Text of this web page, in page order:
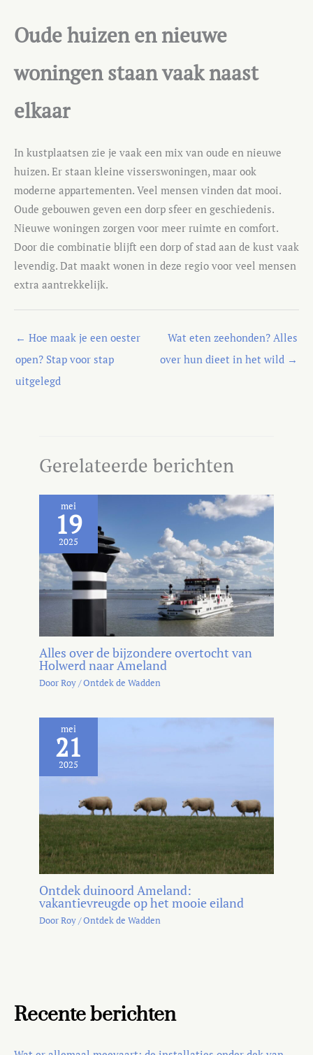
Oude huizen en nieuwe
woningen staan vaak naast
elkaar
In kustplaatsen zie je vaak een mix van oude en nieuwe
huizen. Er staan kleine visserswoningen, maar ook
moderne appartementen. Veel mensen vinden dat mooi.
Oude gebouwen geven een dorp sfeer en geschiedenis.
Nieuwe woningen zorgen voor meer ruimte en comfort.
Door die combinatie blijft een dorp of stad aan de kust vaak
levendig. Dat maakt wonen in deze regio voor veel mensen
extra aantrekkelijk.
← Hoe maak je een oester
open? Stap voor stap
uitgelegd
Wat eten zeehonden? Alles
over hun dieet in het wild →
Gerelateerde berichten
mei
19
2025
Alles over de bijzondere overtocht van
Holwerd naar Ameland
DoorRoy/Ontdek de Wadden
mei
21
2025
Ontdek duinoord Ameland:
vakantievreugde op het mooie eiland
DoorRoy/Ontdek de Wadden
Recente berichten